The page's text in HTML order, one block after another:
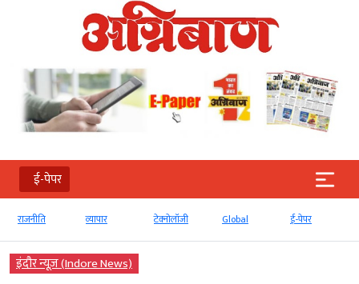
ई-पेपर
राजनीति व्‍यापार टेक्‍नोलॉजी Global ई-पेपर
इंदौर न्यूज़ (Indore News)